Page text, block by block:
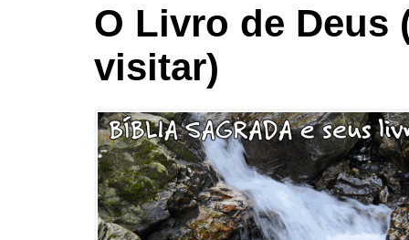
O Livro de Deus
visitar)